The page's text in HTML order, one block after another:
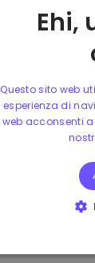
0.864596 €
Ehi,
Questo sito web
esperienza di
web acconsenti